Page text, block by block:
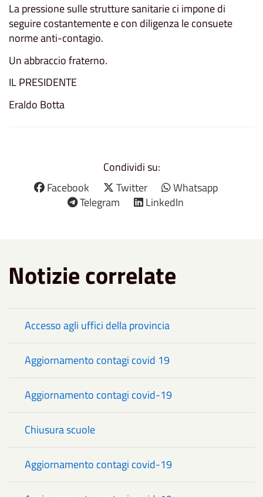
La pressione sulle strutture sanitarie ci impone di
seguire costantemente e con diligenza le consuete
norme anti-contagio.
Un abbraccio fraterno.
IL PRESIDENTE
Eraldo Botta
Condividi su:
Facebook
Twitter
Whatsapp
Telegram
LinkedIn
Notizie correlate
Accesso agli uffici della provincia
Aggiornamento contagi covid 19
Aggiornamento contagi covid-19
Chiusura scuole
Aggiornamento contagi covid-19